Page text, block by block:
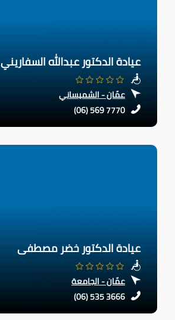
عيادة الدكتور عبدالله السفاريني
عمّان - الشميساني
(06) 569 7770
عيادة الدكتور خضر مصطفى
عمّان - الجامعة
(06) 535 3666